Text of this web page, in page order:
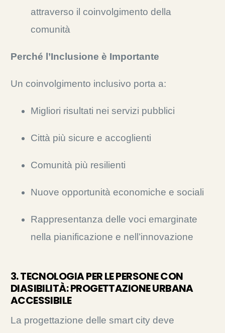
attraverso il coinvolgimento della
comunità
Perché l’Inclusione è Importante
Un coinvolgimento inclusivo porta a:
Migliori risultati nei servizi pubblici
Città più sicure e accoglienti
Comunità più resilienti
Nuove opportunità economiche e sociali
Rappresentanza delle voci emarginate
nella pianificazione e nell’innovazione
3. TECNOLOGIA PER LE PERSONE CON
DIASIBILITÀ: PROGETTAZIONE URBANA
ACCESSIBILE
La progettazione delle smart city deve